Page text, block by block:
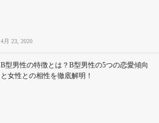
4月 23, 2020
B型男性の特徴とは？B型男性の5つの恋愛傾向
と女性との相性を徹底解明！